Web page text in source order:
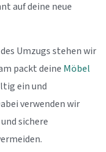
auf deine neue
Umzugs stehen wir
packt deine Möbel
ein und
verwenden wir
sichere